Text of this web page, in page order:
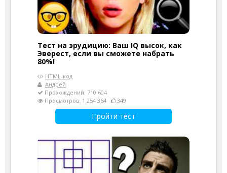
Тест на эрудицию: Ваш IQ высок, как
Эверест, если вы сможете набрать
80%!
HTML-код
Андрей
Прохождений: 710 604
Просмотров: 1 254 364
349
Пройти тест